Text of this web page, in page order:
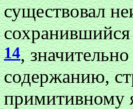
существовал
14,
содержанию,
примитивному